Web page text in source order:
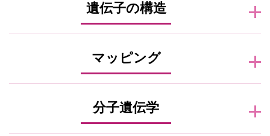
遺伝子の構造
マッピング
分子遺伝学